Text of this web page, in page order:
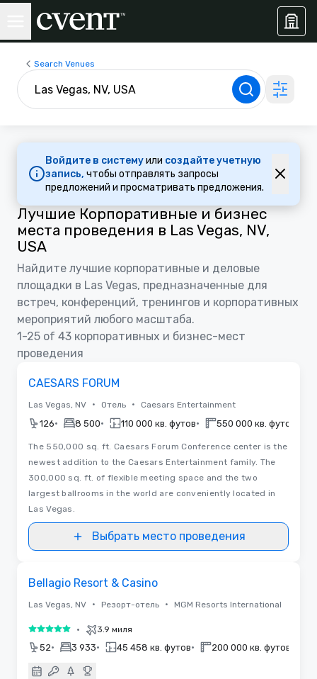
Search Venues
Войдите в системуили создайте учетную
запись, чтобы отправлять запросы
предложений и просматривать предложения.
Лучшие Корпоративные и бизнес
места проведения в Las Vegas, NV,
USA
Найдите лучшие корпоративные и деловые
площадки в Las Vegas, предназначенные для
встреч, конференций, тренингов и корпоративных
мероприятий любого масштаба.
1-25 of 43 корпоративных и бизнес-мест
проведения
CAESARS FORUM
Las Vegas, NV • Отель • Caesars Entertainment
126• 8 500• 110 000 кв. футов• 550 000 кв. футов
The 550,000 sq. ft. Caesars Forum Conference center is the
newest addition to the Caesars Entertainment family. The
300,000 sq. ft. of flexible meeting space and the two
largest ballrooms in the world are conveniently located in
Las Vegas.
Выбрать место проведения
Bellagio Resort & Casino
Las Vegas, NV • Резорт-отель • MGM Resorts International
5 из 5 • 3.9 миля
52• 3 933• 45 458 кв. футов• 200 000 кв. футов